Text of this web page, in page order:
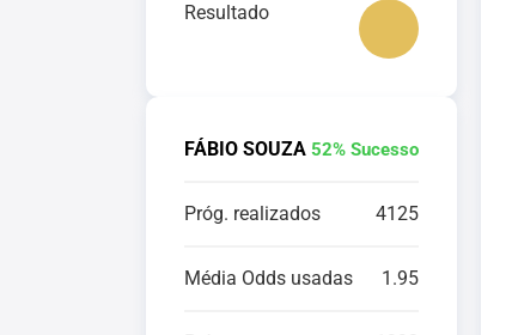
Resultado
FÁBIO SOUZA 52% Sucesso
Próg. realizados 4125
Média Odds usadas 1.95